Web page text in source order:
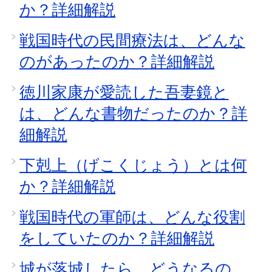
か？詳細解説
戦国時代の民間療法は、どんな
のがあったのか？詳細解説
徳川家康が愛読した吾妻鏡と
は、どんな書物だったのか？詳
細解説
下剋上（げこくじょう）とは何
か？詳細解説
戦国時代の軍師は、どんな役割
をしていたのか？詳細解説